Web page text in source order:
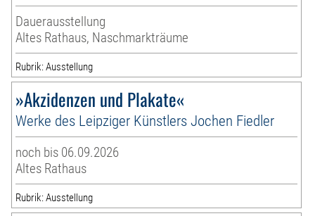
Dauerausstellung
Altes Rathaus, Naschmarkträume
Rubrik: Ausstellung
»Akzidenzen und Plakate«
Werke des Leipziger Künstlers Jochen Fiedler
noch bis 06.09.2026
Altes Rathaus
Rubrik: Ausstellung